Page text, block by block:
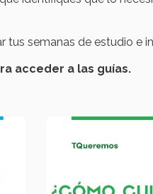
tus semanas de estudio e
acceder a las guías.